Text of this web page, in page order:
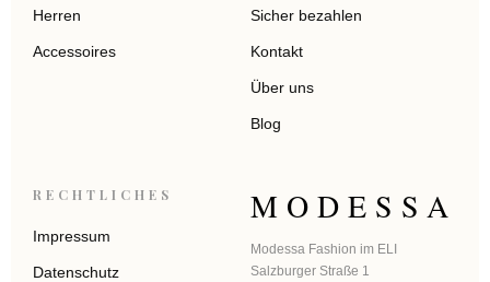
Herren
Accessoires
Sicher bezahlen
Kontakt
Über uns
Blog
RECHTLICHES
Impressum
Datenschutz
MODESSA
Modessa Fashion im ELI
Salzburger Straße 1